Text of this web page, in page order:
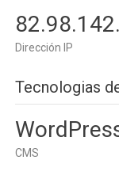
Dirección IP
Tecnologias
CMS